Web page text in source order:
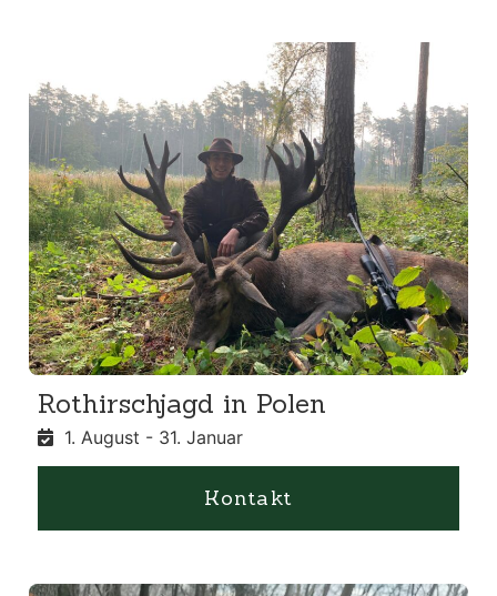
Rothirschjagd in Polen
1. August - 31. Januar
Kontakt